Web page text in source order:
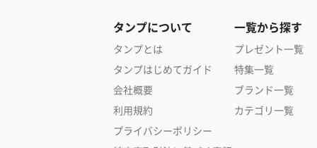
タンプについて
タンプとは
タンプはじめてガイド
会社概要
利用規約
プライバシーポリシー
一覧から探す
プレゼント一覧
特集一覧
ブランド一覧
カテゴリ一覧